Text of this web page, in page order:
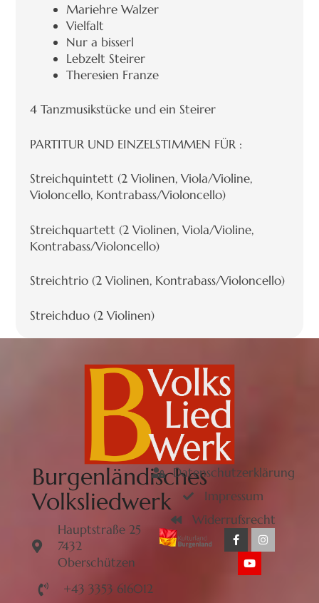
Mariehre Walzer
Vielfalt
Nur a bisserl
Lebzelt Steirer
Theresien Franze
4 Tanzmusikstücke und ein Steirer
PARTITUR UND EINZELSTIMMEN FÜR :
Streichquintett (2 Violinen, Viola/Violine,
Violoncello, Kontrabass/Violoncello)
Streichquartett (2 Violinen, Viola/Violine,
Kontrabass/Violoncello)
Streichtrio (2 Violinen, Kontrabass/Violoncello)
Streichduo (2 Violinen)
Burgenländisches
Volksliedwerk
Hauptstraße 25
7432
Oberschützen
+43 3353 616012
Datenschutzerklärung
Impressum
Widerrufsrecht